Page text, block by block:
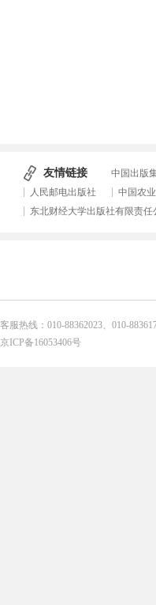
友情链接 中国出版
人民邮电出版社
中国农
东北财经大学出版社有限责任
客服热线：010-88362023、010-
京ICP备16053406号